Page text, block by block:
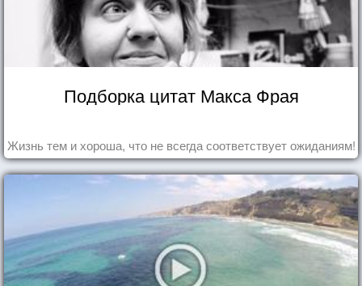
Подборка цитат Макса Фрая
Жизнь тем и хороша, что не всегда соответствует ожиданиям!